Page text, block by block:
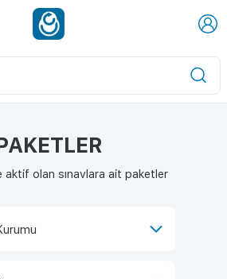
aktif olan sınavlara ait paketler